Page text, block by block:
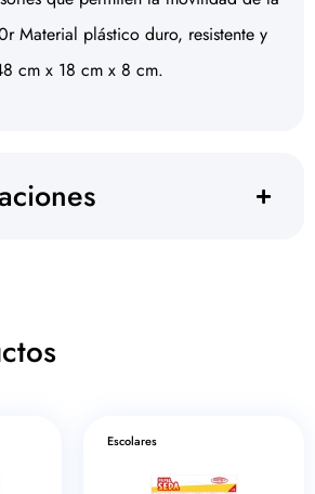
Material plástico duro, resistente y
cm x 18 cm x 8 cm.
Escolares